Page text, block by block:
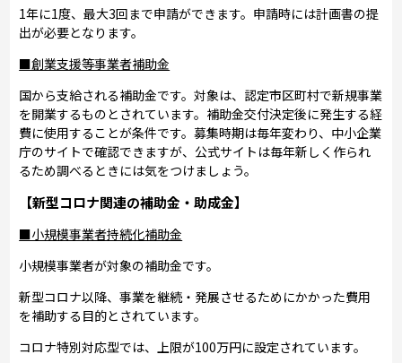
1年に1度、最大3回まで申請ができます。申請時には計画書の提
出が必要となります。
■創業支援等事業者補助金
国から支給される補助金です。対象は、認定市区町村で新規事業
を開業するものとされています。補助金交付決定後に発生する経
費に使用することが条件です。募集時期は毎年変わり、中小企業
庁のサイトで確認できますが、公式サイトは毎年新しく作られ
るため調べるときには気をつけましょう。
【新型コロナ関連の補助金・助成金】
■小規模事業者持続化補助金
小規模事業者が対象の補助金です。
新型コロナ以降、事業を継続・発展させるためにかかった費用
を補助する目的とされています。
コロナ特別対応型では、上限が100万円に設定されています。